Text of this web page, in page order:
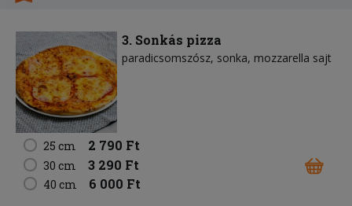
3. Sonkás pizza
paradicsomszósz sonka mozzarella sajt
25 cm 2 790 Ft
30 cm 3 290 Ft
40 cm 6 000 Ft